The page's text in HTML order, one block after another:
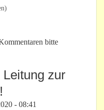
Jeden Sonntag anders?
bitte
zur
- 08:41